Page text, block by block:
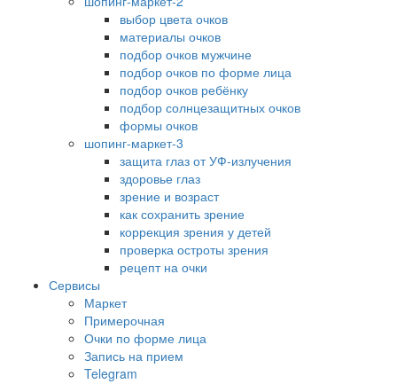
выбор цвета очков
материалы очков
подбор очков мужчине
подбор очков по форме лица
подбор очков ребёнку
подбор солнцезащитных очков
формы очков
шопинг-маркет-3
защита глаз от УФ-излучения
здоровье глаз
зрение и возраст
как сохранить зрение
коррекция зрения у детей
проверка остроты зрения
рецепт на очки
Сервисы
Маркет
Примерочная
Очки по форме лица
Запись на прием
Telegram